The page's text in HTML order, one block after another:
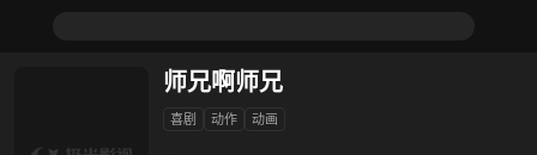
师兄啊师兄
喜剧 动作 动画